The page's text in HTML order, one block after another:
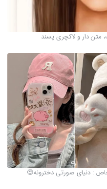
متن دار و لاکچری پسند